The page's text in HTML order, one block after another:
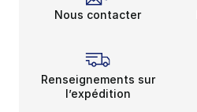
Nous contacter
Renseignements sur
l’expédition